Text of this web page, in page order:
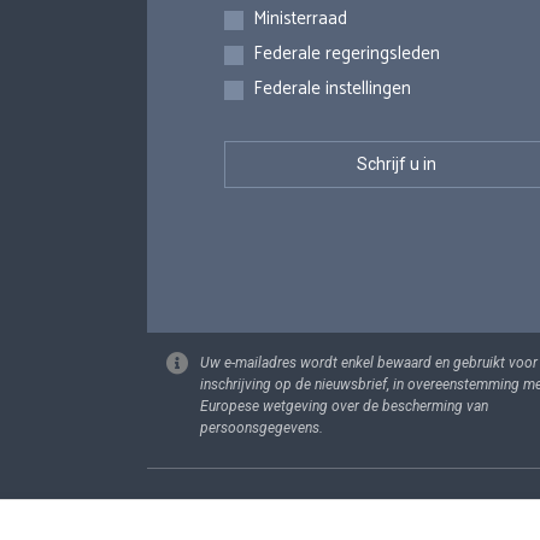
Inschrijvingen
Ministerraad
Federale regeringsleden
Federale instellingen
Uw e-mailadres wordt enkel bewaard en gebruikt voor
inschrijving op de nieuwsbrief, in overeenstemming
Europese wetgeving over de bescherming van
persoonsgegevens.
Footer